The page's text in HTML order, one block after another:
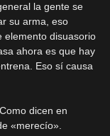
la gente se
su arma, eso
elemento disuasorio
ahora es que hay
Eso sí causa
dicen en
«merecío».